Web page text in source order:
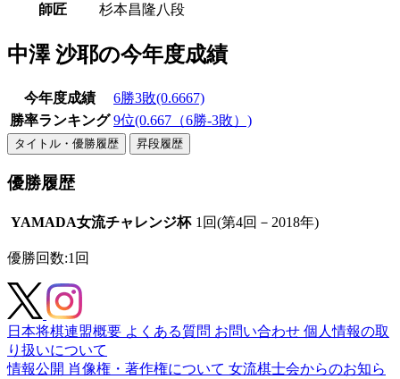
師匠
杉本昌隆八段
中澤 沙耶の今年度成績
今年度成績
6勝3敗(0.6667)
勝率ランキング 9位(0.667（6勝-3敗）)
タイトル・優勝履歴 昇段履歴
優勝履歴
YAMADA女流チャレンジ杯 1回(第4回－2018年)
優勝回数:1回
日本将棋連盟概要 よくある質問 お問い合わせ 個人情報の取
り扱いについて
情報公開 肖像権・著作権について 女流棋士会からのお知ら